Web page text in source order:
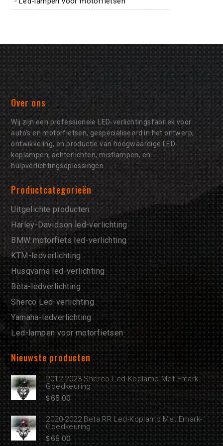
Over ons
Wij zijn een professionele LED-verlichtingsfabriek voor
auto's en motorfietsen, gespecialiseerd in het ontwerp,
ontwikkeling, en productie van hoogwaardige LED-
koplampen, achterlichten, mistlampen, en
hulpverlichtingsoplossingen.
Productcategorieën
Uitgelichte producten
Harley-Davidson led-verlichting
BMW motorfiets led-verlichting
KTM-ledverlichting
Husqvarna led-verlichting
Bèta-ledverlichting
Sherco Led-verlichting
Yamaha-ledverlichting
Led-lampen voor motorfietsen
Nieuwste producten
2012-2023 Sherco Led-Koplamp Met Emark-
Goedkeuring
$65.00
2020-2022 Beta RR Led-Koplamp Met Emark-
Goedkeuring
$65.00